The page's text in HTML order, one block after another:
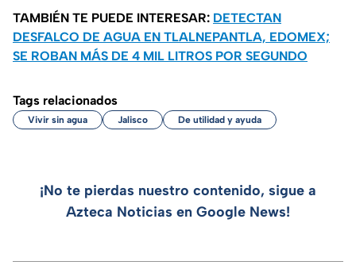
TAMBIÉN TE PUEDE INTERESAR: DETECTAN
DESFALCO DE AGUA EN TLALNEPANTLA, EDOMEX;
SE ROBAN MÁS DE 4 MIL LITROS POR SEGUNDO
Tags relacionados
Vivir sin agua Jalisco De utilidad y ayuda
¡No te pierdas nuestro contenido, sigue a
Azteca Noticias en Google News!